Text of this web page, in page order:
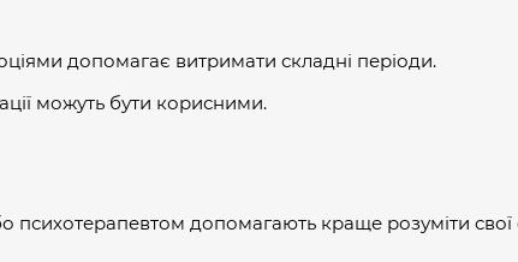
допомагає витримати складні періоди.
можуть бути корисними.
психотерапевтом допомагають краще розуміти свої